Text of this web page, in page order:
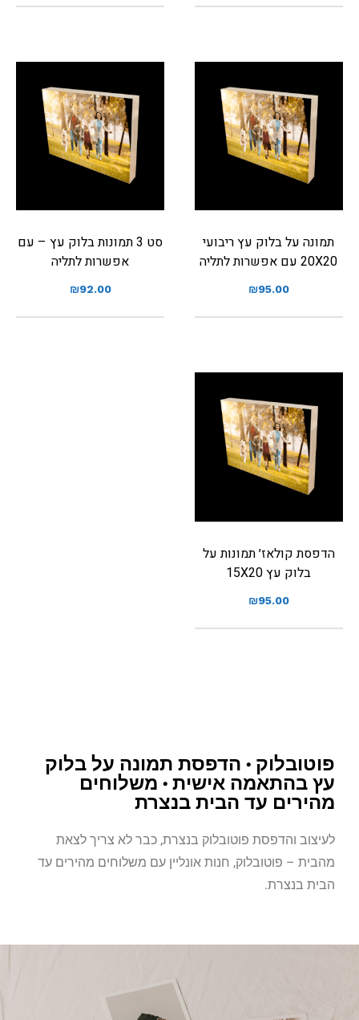
תמונה על בלוק עץ ריבועי
20X20 עם אפשרות לתליה
₪95.00
סט 3 תמונות בלוק עץ – עם
אפשרות לתליה
₪92.00
הדפסת קולאז׳ תמונות על
בלוק עץ 15X20
₪95.00
פוטובלוק • הדפסת תמונה על בלוק
עץ בהתאמה אישית • משלוחים
מהירים עד הבית בנצרת
לעיצוב והדפסת פוטובלוק בנצרת, כבר לא צריך לצאת
מהבית – פוטובלוק, חנות אונליין עם משלוחים מהירים עד
הבית בנצרת.